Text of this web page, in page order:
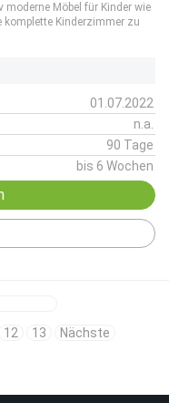
moderne Möbel für Kinder wie
komplette Kinderzimmer zu
01.07.2022
n.a.
90 Tage
bis 6 Wochen
12 13 Nächste